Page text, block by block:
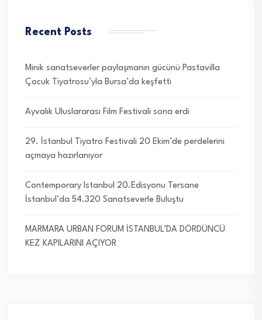
Recent Posts
Minik sanatseverler paylaşmanın gücünü Pastavilla
Çocuk Tiyatrosu’yla Bursa’da keşfetti
Ayvalık Uluslararası Film Festivali sona erdi
29. İstanbul Tiyatro Festivali 20 Ekim’de perdelerini
açmaya hazırlanıyor
Contemporary Istanbul 20.Edisyonu Tersane
İstanbul’da 54.320 Sanatseverle Buluştu
MARMARA URBAN FORUM İSTANBUL’DA DÖRDÜNCÜ
KEZ KAPILARINI AÇIYOR